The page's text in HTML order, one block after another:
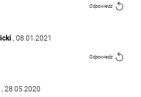
Odpowiedz
, 08.01.2021
Odpowiedz
, 28.05.2020